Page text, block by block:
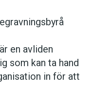
en avliden
som kan ta hand
in för att